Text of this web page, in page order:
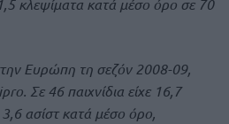
κλεψίματα κατά μέσο όρο σε 70
Ευρώπη τη σεζόν 2008-09,
Σε 46 παιχνίδια είχε 16,7
ασίστ κατά μέσο όρο,